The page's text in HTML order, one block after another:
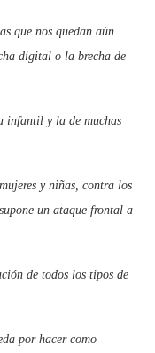
que nos quedan aún
digital o la brecha de
infantil y la de muchas
y niñas, contra los
un ataque frontal a
de todos los tipos de
por hacer como